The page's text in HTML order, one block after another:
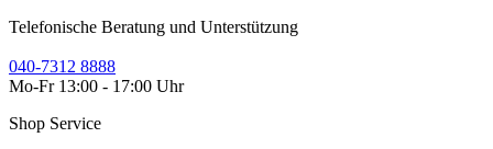
Telefonische Beratung und Unterstützung
040-7312 8888
Mo-Fr 13:00 - 17:00 Uhr
Shop Service